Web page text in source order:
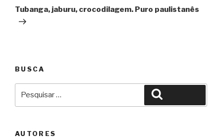
Tubanga, jaburu, crocodilagem. Puro paulistanês
BUSCA
AUTORES